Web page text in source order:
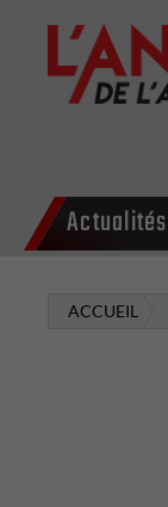
Actualités
ACCUEIL